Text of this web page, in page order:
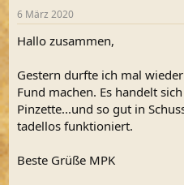
l
e
r
l
t
a
6 März 2020
Hallo zusammen,
Gestern durfte ich mal
Fund machen. Es handelt
Pinzette...und so gut in
tadellos funktioniert.
Beste Grüße MPK